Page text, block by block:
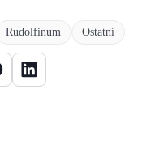
Rudolfinum Ostatní
na X
článek na Facebooku
Sdílet článek na